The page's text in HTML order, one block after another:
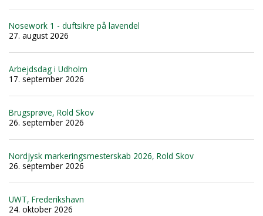
Nosework 1 - duftsikre på lavendel
27. august 2026
Arbejdsdag i Udholm
17. september 2026
Brugsprøve, Rold Skov
26. september 2026
Nordjysk markeringsmesterskab 2026, Rold Skov
26. september 2026
UWT, Frederikshavn
24. oktober 2026